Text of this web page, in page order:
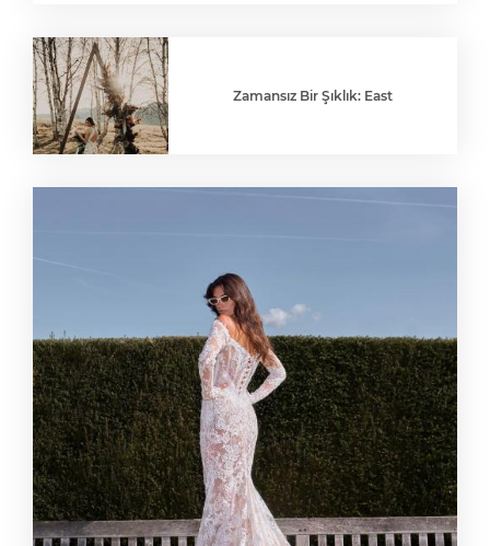
Zamansız Bir Şıklık: East